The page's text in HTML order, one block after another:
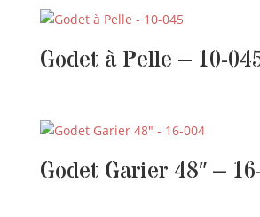
Godet à Pelle – 10-
Godet Garier 48″ –